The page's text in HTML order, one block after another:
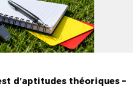
d’aptitudes théoriques –